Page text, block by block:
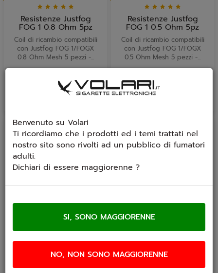
Resistenze Justfog
FOG 1 0.8 Ohm 5pz
Coil di ricambio compatibili
con Justfog FOG 1/FOGX
0.8 Ohm Mesh 5 pezzi -...
€ 14,90
Resistenze Justfog
FOG 1 0.5 Ohm 5pz
Coil di ricambio compatibili
con Justfog FOG 1/FOGX
0.5 Ohm Mesh 5 pezzi -...
€ 9,90
Resistenza Justfog Q16
C14 Q16PRO QPOD
Verificare la compatibilità
della propria sigaretta...
Resistenza Justfog Q16
Q16PRO C14 QPOD
Verificare la compatibilità
della propria sigaretta...
Benvenuto su Volari
Ti ricordiamo che i prodotti ed i temi trattati nel
nostro sito sono rivolti ad un pubblico di fumatori
adulti.
Dichiari di essere maggiorenne ?
NO, NON SONO MAGGIORENNE